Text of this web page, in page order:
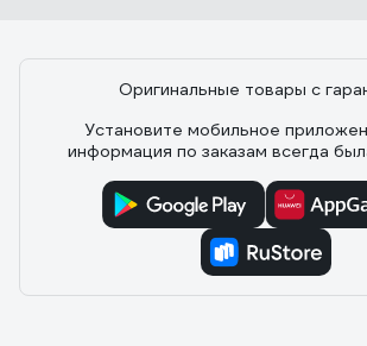
Оригинальные товары с
Установите мобильное
информация по заказам всегда